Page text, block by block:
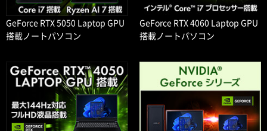
GeForce RTX 5050 Laptop GPU
搭載ノートパソコン
GeForce RTX 4060 Laptop GPU
搭載ノートパソコン